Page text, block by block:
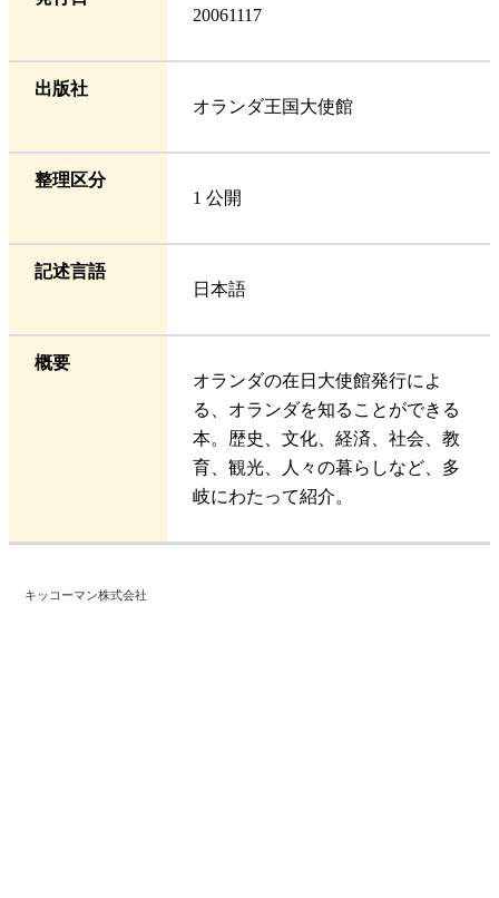
20061117
出版社
オランダ王国大使館
整理区分
1 公開
記述言語
日本語
概要
オランダの在日大使館発行によ
る、オランダを知ることができる
本。歴史、文化、経済、社会、教
育、観光、人々の暮らしなど、多
岐にわたって紹介。
キッコーマン株式会社